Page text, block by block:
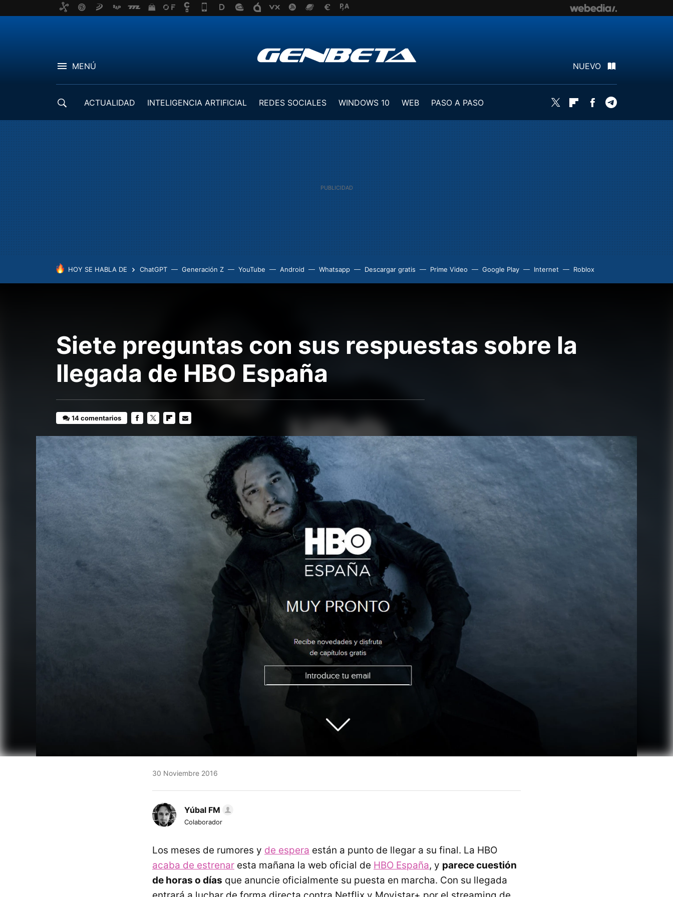
MENÚ NUEVO
ACTUALIDAD INTELIGENCIA ARTIFICIAL REDES SOCIALES WINDOWS 10 WEB
PASO A PASO
Twitter FlipboardFacebook
HOY SE HABLA DE ChatGPT Generación Z YouTube Android Whatsapp Descargar gratis Prime Video Google Play Internet Roblox
Siete preguntas con sus respuestas sobre la
llegada de HBO España
14 comentarios
30 Noviembre 2016
Yúbal FM
Colaborador
Los meses de rumores y de espera están a punto de llegar a su final. La HBO
acaba de estrenar esta mañana la web oficial de HBO España, y parece cuestión
de horas o días que anuncie oficialmente su puesta en marcha. Con su llegada